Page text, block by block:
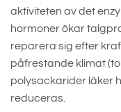
aktiviteten av det
hormoner ökar
reparera sig efter
påfrestande klimat
polysackarider läker
reduceras.